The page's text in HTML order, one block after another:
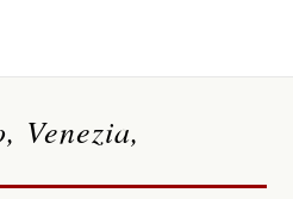
Venezia,